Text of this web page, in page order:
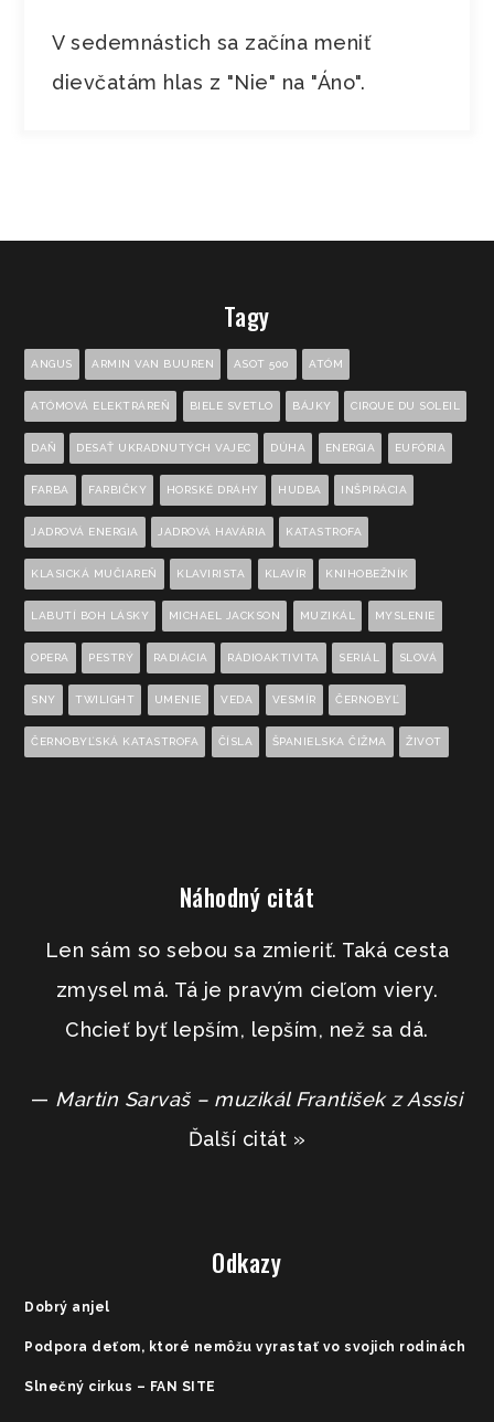
V sedemnástich sa začína meniť
dievčatám hlas z "Nie" na "Áno".
Tagy
ANGUS ARMIN VAN BUUREN ASOT 500 ATÓM
ATÓMOVÁ ELEKTRÁREŇ BIELE SVETLO BÁJKY CIRQUE DU SOLEIL
DAŇ DESAŤ UKRADNUTÝCH VAJEC DÚHA ENERGIA EUFÓRIA
FARBA FARBIČKY HORSKÉ DRÁHY HUDBA INŠPIRÁCIA
JADROVÁ ENERGIA JADROVÁ HAVÁRIA KATASTROFA
KLASICKÁ MUČIAREŇ KLAVIRISTA KLAVÍR KNIHOBEŽNÍK
LABUTÍ BOH LÁSKY MICHAEL JACKSON MUZIKÁL MYSLENIE
OPERA PESTRÝ RADIÁCIA RÁDIOAKTIVITA SERIÁL SLOVÁ
SNY TWILIGHT UMENIE VEDA VESMÍR ČERNOBYĽ
ČERNOBYĽSKÁ KATASTROFA ČÍSLA ŠPANIELSKA ČIŽMA ŽIVOT
Náhodný citát
Len sám so sebou sa zmieriť. Taká cesta
zmysel má. Tá je pravým cieľom viery.
Chcieť byť lepším, lepším, než sa dá.
— Martin Sarvaš – muzikál František z Assisi
Ďalší citát »
Odkazy
Dobrý anjel
Podpora deťom, ktoré nemôžu vyrastať vo svojich rodinách
Slnečný cirkus – FAN SITE